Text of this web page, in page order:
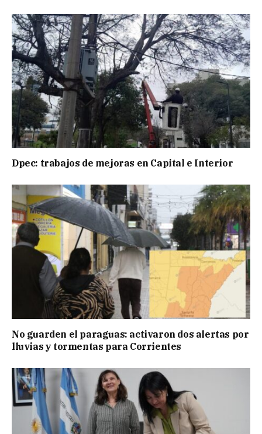
Dpec: trabajos de mejoras en Capital e Interior
No guarden el paraguas: activaron dos alertas por
lluvias y tormentas para Corrientes